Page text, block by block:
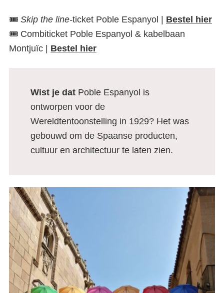
🎟️ Skip the line-ticket Poble Espanyol | Bestel hier
🎟️ Combiticket Poble Espanyol & kabelbaan
Montjuïc | Bestel hier
Wist je datPoble Espanyol is
ontworpen voor de
Wereldtentoonstelling in 1929? Het was
gebouwd om de Spaanse producten,
cultuur en architectuur te laten zien.